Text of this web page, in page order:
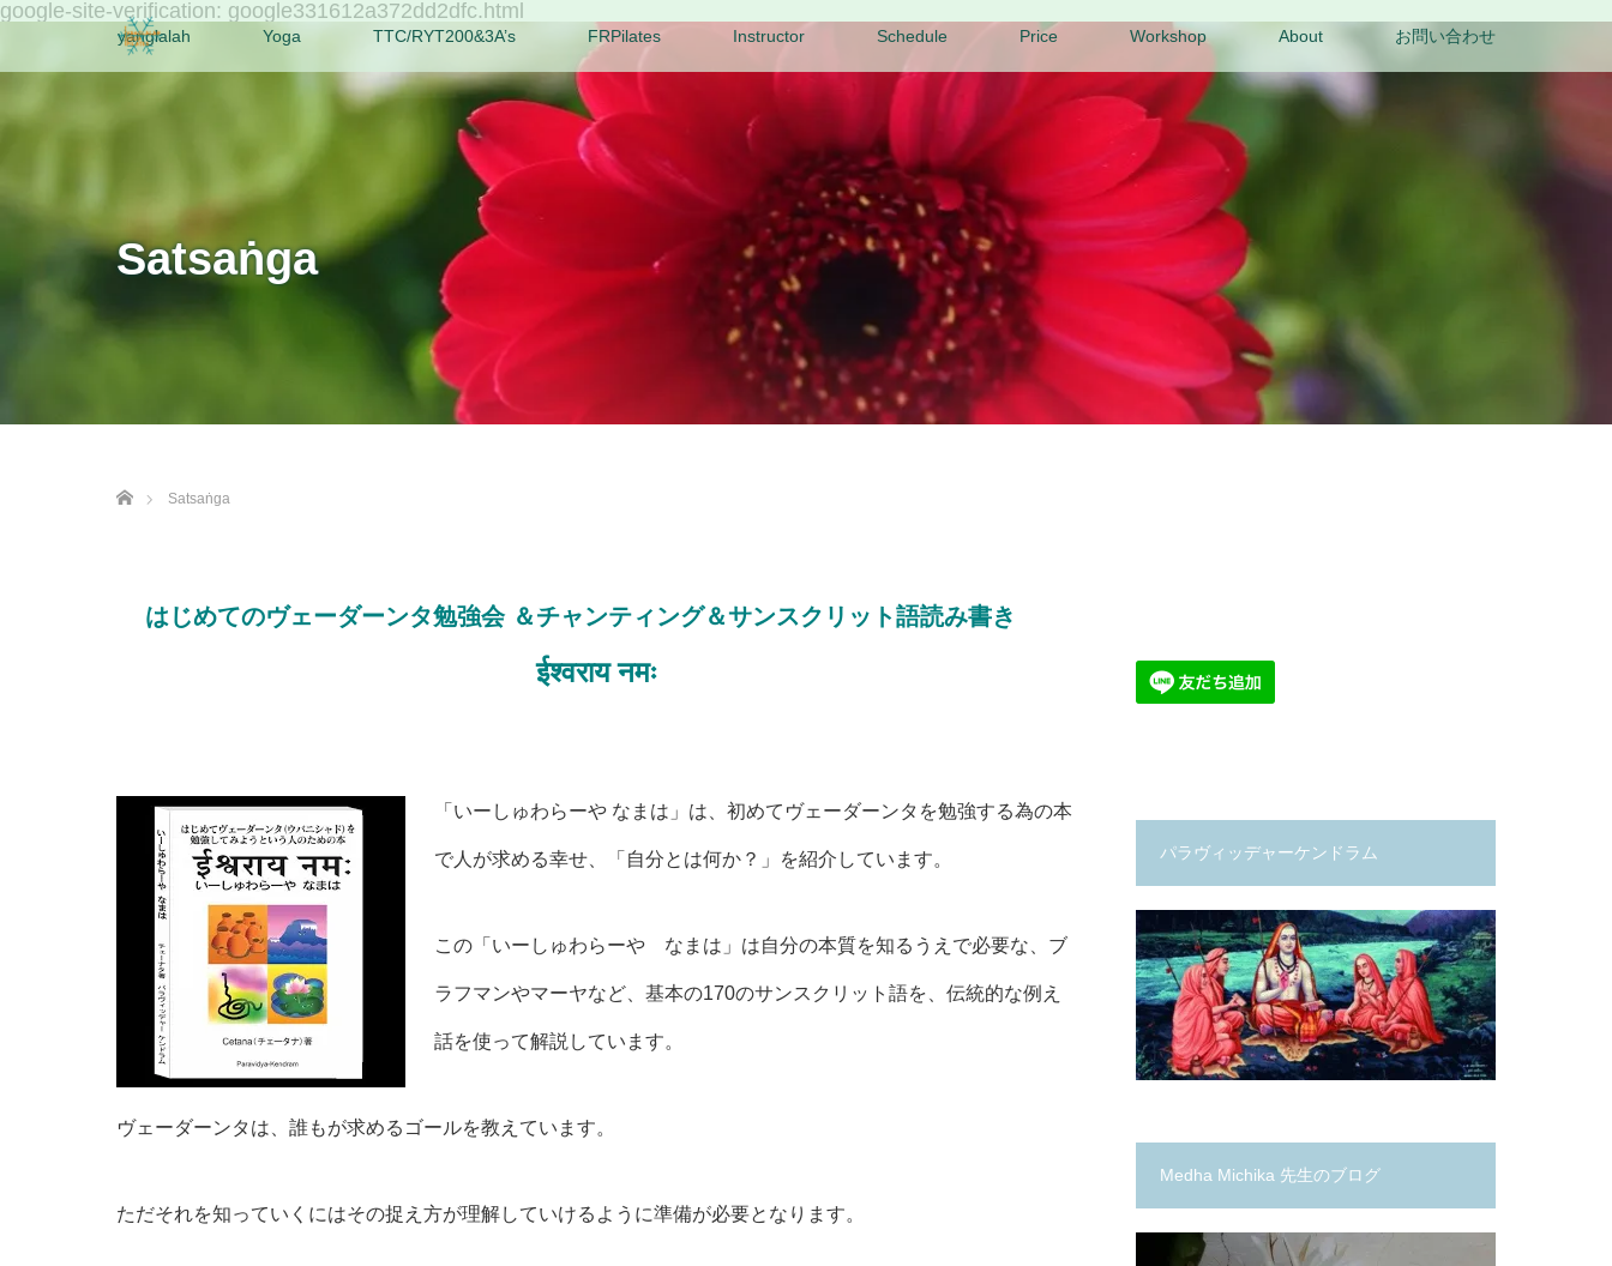
google-site-verification: google331612a372dd2dfc.html
yanglalah Yoga TTC/RYT200&3A’s FRPilates Instructor Schedule Price Workshop About お問い合わせ
Satsaṅga
Satsaṅga
はじめてのヴェーダーンタ勉強会 ＆チャンティング＆サンスクリット語読み書き
ईश्वराय नमः
「いーしゅわらーや なまは」は、初めてヴェーダーンタを勉強する為の本
で人が求める幸せ、「自分とは何か？」を紹介しています。
この「いーしゅわらーや なまは」は自分の本質を知るうえで必要な、ブ
ラフマンやマーヤなど、基本の170のサンスクリット語を、伝統的な例え
話を使って解説しています。
ヴェーダーンタは、誰もが求めるゴールを教えています。
ただそれを知っていくにはその捉え方が理解していけるように準備が必要となります。
パラヴィッデャーケンドラム
Medha Michika 先生のブログ